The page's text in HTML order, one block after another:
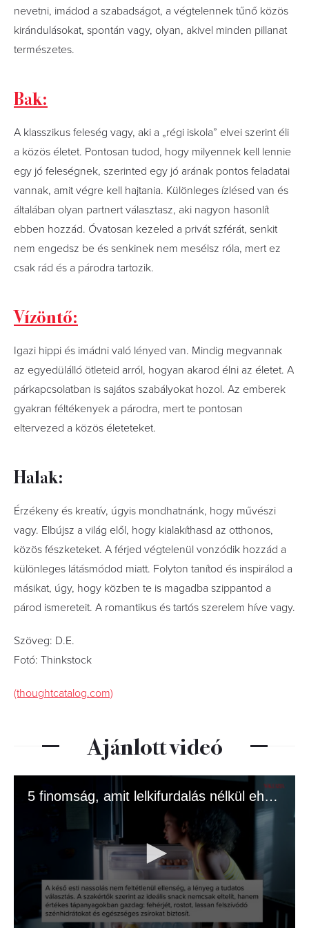
nevetni, imádod a szabadságot, a végtelennek tűnő közös
kirándulásokat, spontán vagy, olyan, akivel minden pillanat
természetes.
Bak:
A klasszikus feleség vagy, aki a „régi iskola” elvei szerint éli
a közös életet. Pontosan tudod, hogy milyennek kell lennie
egy jó feleségnek, szerinted egy jó arának pontos feladatai
vannak, amit végre kell hajtania. Különleges ízlésed van és
általában olyan partnert választasz, aki nagyon hasonlít
ebben hozzád. Óvatosan kezeled a privát szférát, senkit
nem engedsz be és senkinek nem mesélsz róla, mert ez
csak rád és a párodra tartozik.
Vízöntő:
Igazi hippi és imádni való lényed van. Mindig megvannak
az egyedülálló ötleteid arról, hogyan akarod élni az életet. A
párkapcsolatban is sajátos szabályokat hozol. Az emberek
gyakran féltékenyek a párodra, mert te pontosan
eltervezed a közös életeteket.
Halak:
Érzékeny és kreatív, úgyis mondhatnánk, hogy művészi
vagy. Elbújsz a világ elől, hogy kialakíthasd az otthonos,
közös fészketeket. A férjed végtelenül vonzódik hozzád a
különleges látásmódod miatt. Folyton tanítod és inspirálod a
másikat, úgy, hogy közben te is magadba szippantod a
párod ismereteit. A romantikus és tartós szerelem híve vagy.
Szöveg: D.E.
Fotó: Thinkstock
(thoughtcatalog.com)
Ajánlott videó
5 finomság, amit lelkifurdalás nélkül ehetsz az esti filmnézés alatt